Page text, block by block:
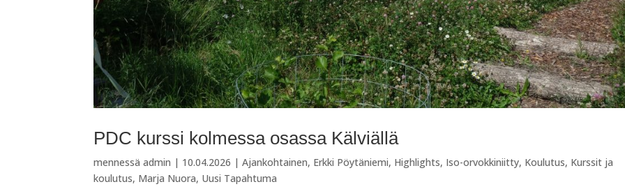
PDC kurssi kolmessa osassa Kälviällä
mennessäadmin | 10.04.2026 |Ajankohtainen, Erkki Pöytäniemi, Highlights, Iso-orvokkiniitty, Koulutus, Kurssit ja
koulutus, Marja Nuora, Uusi Tapahtuma